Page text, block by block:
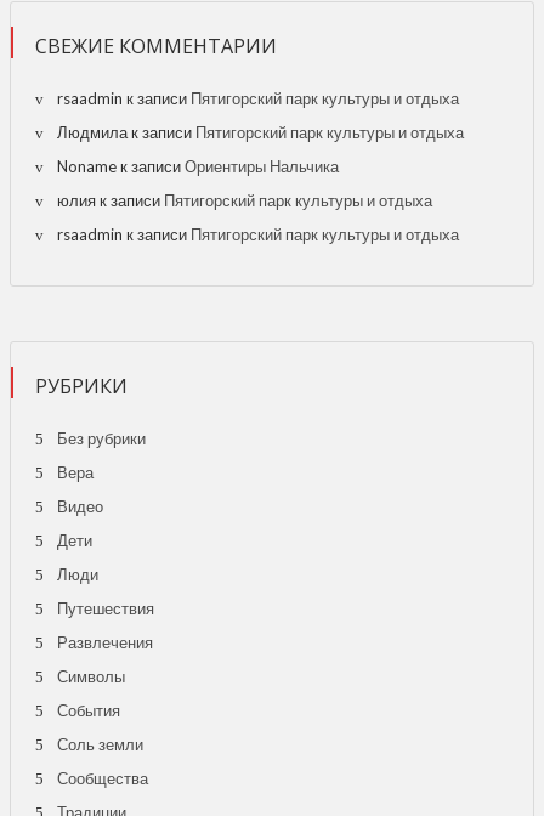
СВЕЖИЕ КОММЕНТАРИИ
rsaadmin к записи Пятигорский парк культуры и отдыха
Людмилак записи Пятигорский парк культуры и отдыха
Nonameк записиОриентиры Нальчика
юлияк записи Пятигорский парк культуры и отдыха
rsaadmin к записи Пятигорский парк культуры и отдыха
РУБРИКИ
Без рубрики
Вера
Видео
Дети
Люди
Путешествия
Развлечения
Символы
События
Соль земли
Сообщества
Традиции